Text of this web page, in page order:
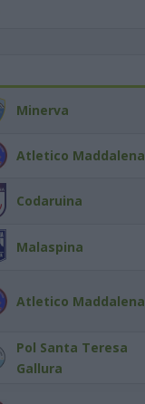
Minerva
Atletico Maddalena
Codaruina
Malaspina
Atletico Maddalena
Pol Santa Teresa
Gallura